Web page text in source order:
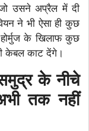
उसने अप्रैल में दी
ने भी ऐसा ही कुछ
होर्मुज के खिलाफ कुछ
केबल काट देंगे।
के नीचे
तक नहीं